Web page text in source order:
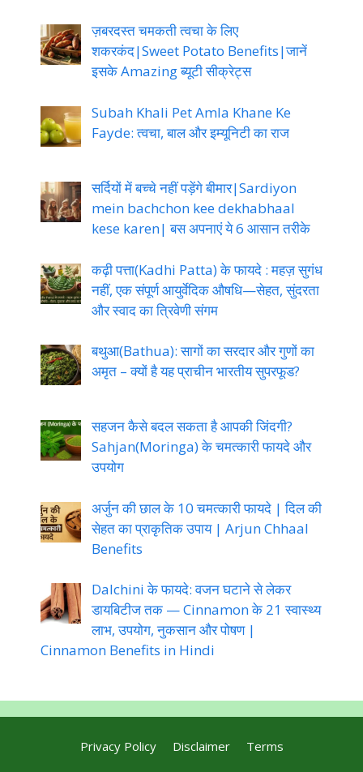
ज़बरदस्त चमकती त्वचा के लिए
शकरकंद|Sweet Potato Benefits|जानें
इसके Amazing ब्यूटी सीक्रेट्स
Subah Khali Pet Amla Khane Ke
Fayde: त्वचा, बाल और इम्यूनिटी का राज
सर्दियों में बच्चे नहीं पड़ेंगे बीमार|Sardiyon
mein bachchon kee dekhabhaal
kese karen| बस अपनाएं ये 6 आसान तरीके
कढ़ी पत्ता(Kadhi Patta) के फायदे : महज़ सुगंध
नहीं, एक संपूर्ण आयुर्वेदिक औषधि—सेहत, सुंदरता
और स्वाद का त्रिवेणी संगम
बथुआ(Bathua): सागों का सरदार और गुणों का
अमृत – क्यों है यह प्राचीन भारतीय सुपरफूड?
सहजन कैसे बदल सकता है आपकी जिंदगी?
Sahjan(Moringa) के चमत्कारी फायदे और
उपयोग
अर्जुन की छाल के 10 चमत्कारी फायदे | दिल की
सेहत का प्राकृतिक उपाय | Arjun Chhaal
Benefits
Dalchini के फायदे: वजन घटाने से लेकर
डायबिटीज तक — Cinnamon के 21 स्वास्थ्य
लाभ, उपयोग, नुकसान और पोषण |
Cinnamon Benefits in Hindi
Privacy Policy Disclaimer
Terms